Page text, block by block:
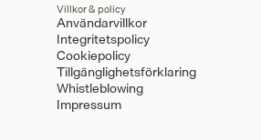
Villkor & policy
Användarvillkor
Integritetspolicy
Cookiepolicy
Tillgänglighetsförklaring
Whistleblowing
Impressum